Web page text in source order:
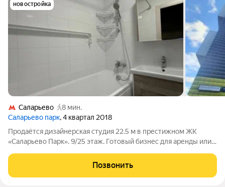
новостройка
Саларьево
8 мин.
Саларьево парк, 4 квартал 2018
Продаётся дизайнерская студия 22.5 м в престижном ЖК
«Саларьево Парк». 9/25 этаж. Готовый бизнес для аренды или
Саларьевская, д. 10 (ЖК «Саларьево Парк»). Цена: 12 900 000
Позвонить